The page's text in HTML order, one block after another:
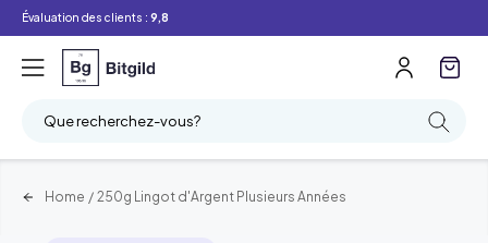
Évaluation des clients : 9,8
Que recherchez-vous?
Home / 250g Lingot d'Argent Plusieurs Années